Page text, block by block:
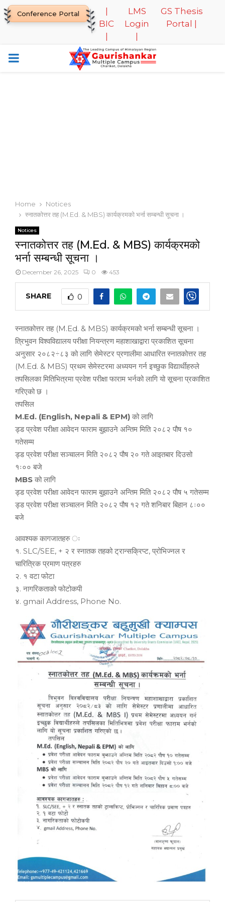
Conference Portal
BIC
LMS
Login
GS Thesis
Portal |
PRIMARY
Home
Notices
स्नातकोत्तर तह (M.Ed. & MBS) कार्यक्रमको भर्ना सम्बन्धी सूचना ।
Notices
स्नातकोत्तर तह (M.Ed. & MBS) कार्यक्रमको
भर्ना सम्बन्धी सूचना ।
December 26, 2025 0 453
SHARE 0
स्नातकोत्तर तह (M.Ed. & MBS) कार्यक्रमको भर्ना सम्बन्धी सूचना ।
त्रिभुवन विश्वविद्यालय परीक्षा नियन्त्रण महाशाखाद्वारा प्रकाशित सूचना
अनुसार २०८२÷८३ को लागि सेमेस्टर प्रणालीमा आधारित स्नातकोत्तर तह
(M.Ed. & MBS) प्रथम सेमेस्टरमा अध्ययन गर्न इच्छुक विद्यार्थीहरुले
तपसिलका मितिभित्रमा प्रवेश परीक्षा फाराम भर्नको लागि यो सूचना प्रकाशित
गरिएको छ ।
तपसिल
M.Ed. (English, Nepali & EPM) को लागि
ड्ड प्रवेश परीक्षा आवेदन फाराम बुझाउने अन्तिम मिति २०८२ पौष १०
गतेसम्म
ड्ड प्रवेश परीक्षा सञ्चालन मिति २०८२ पौष २० गते आइतबार दिउसो
१ः०० बजे
MBS को लागि
ड्ड प्रवेश परीक्षा आवेदन फाराम बुझाउने अन्तिम मिति २०८२ पौष ५ गतेसम्म
ड्ड प्रवेश परीक्षा सञ्चालन मिति २०८२ पौष १२ गते शनिबार बिहान ८ः००
बजे
आवश्यक कागजातहरु ः
१. SLC/SEE, + २ र स्नातक तहको ट्रान्सक्रिप्ट, प्रोभिज्नल र
चारित्रिक प्रमाण पत्रहरु
२. १ वटा फोटा
३. नागरिकताको फोटोकपी
४. gmail Address, Phone No.